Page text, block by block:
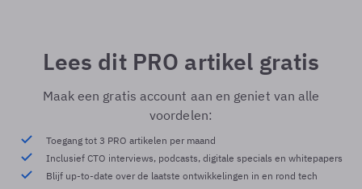
Lees dit PRO artikel gratis
Maak een gratis account aan en geniet van alle
voordelen:
Toegang tot 3 PRO artikelen per maand
Inclusief CTO interviews, podcasts, digitale specials en whitepapers
Blijf up-to-date over de laatste ontwikkelingen in en rond tech